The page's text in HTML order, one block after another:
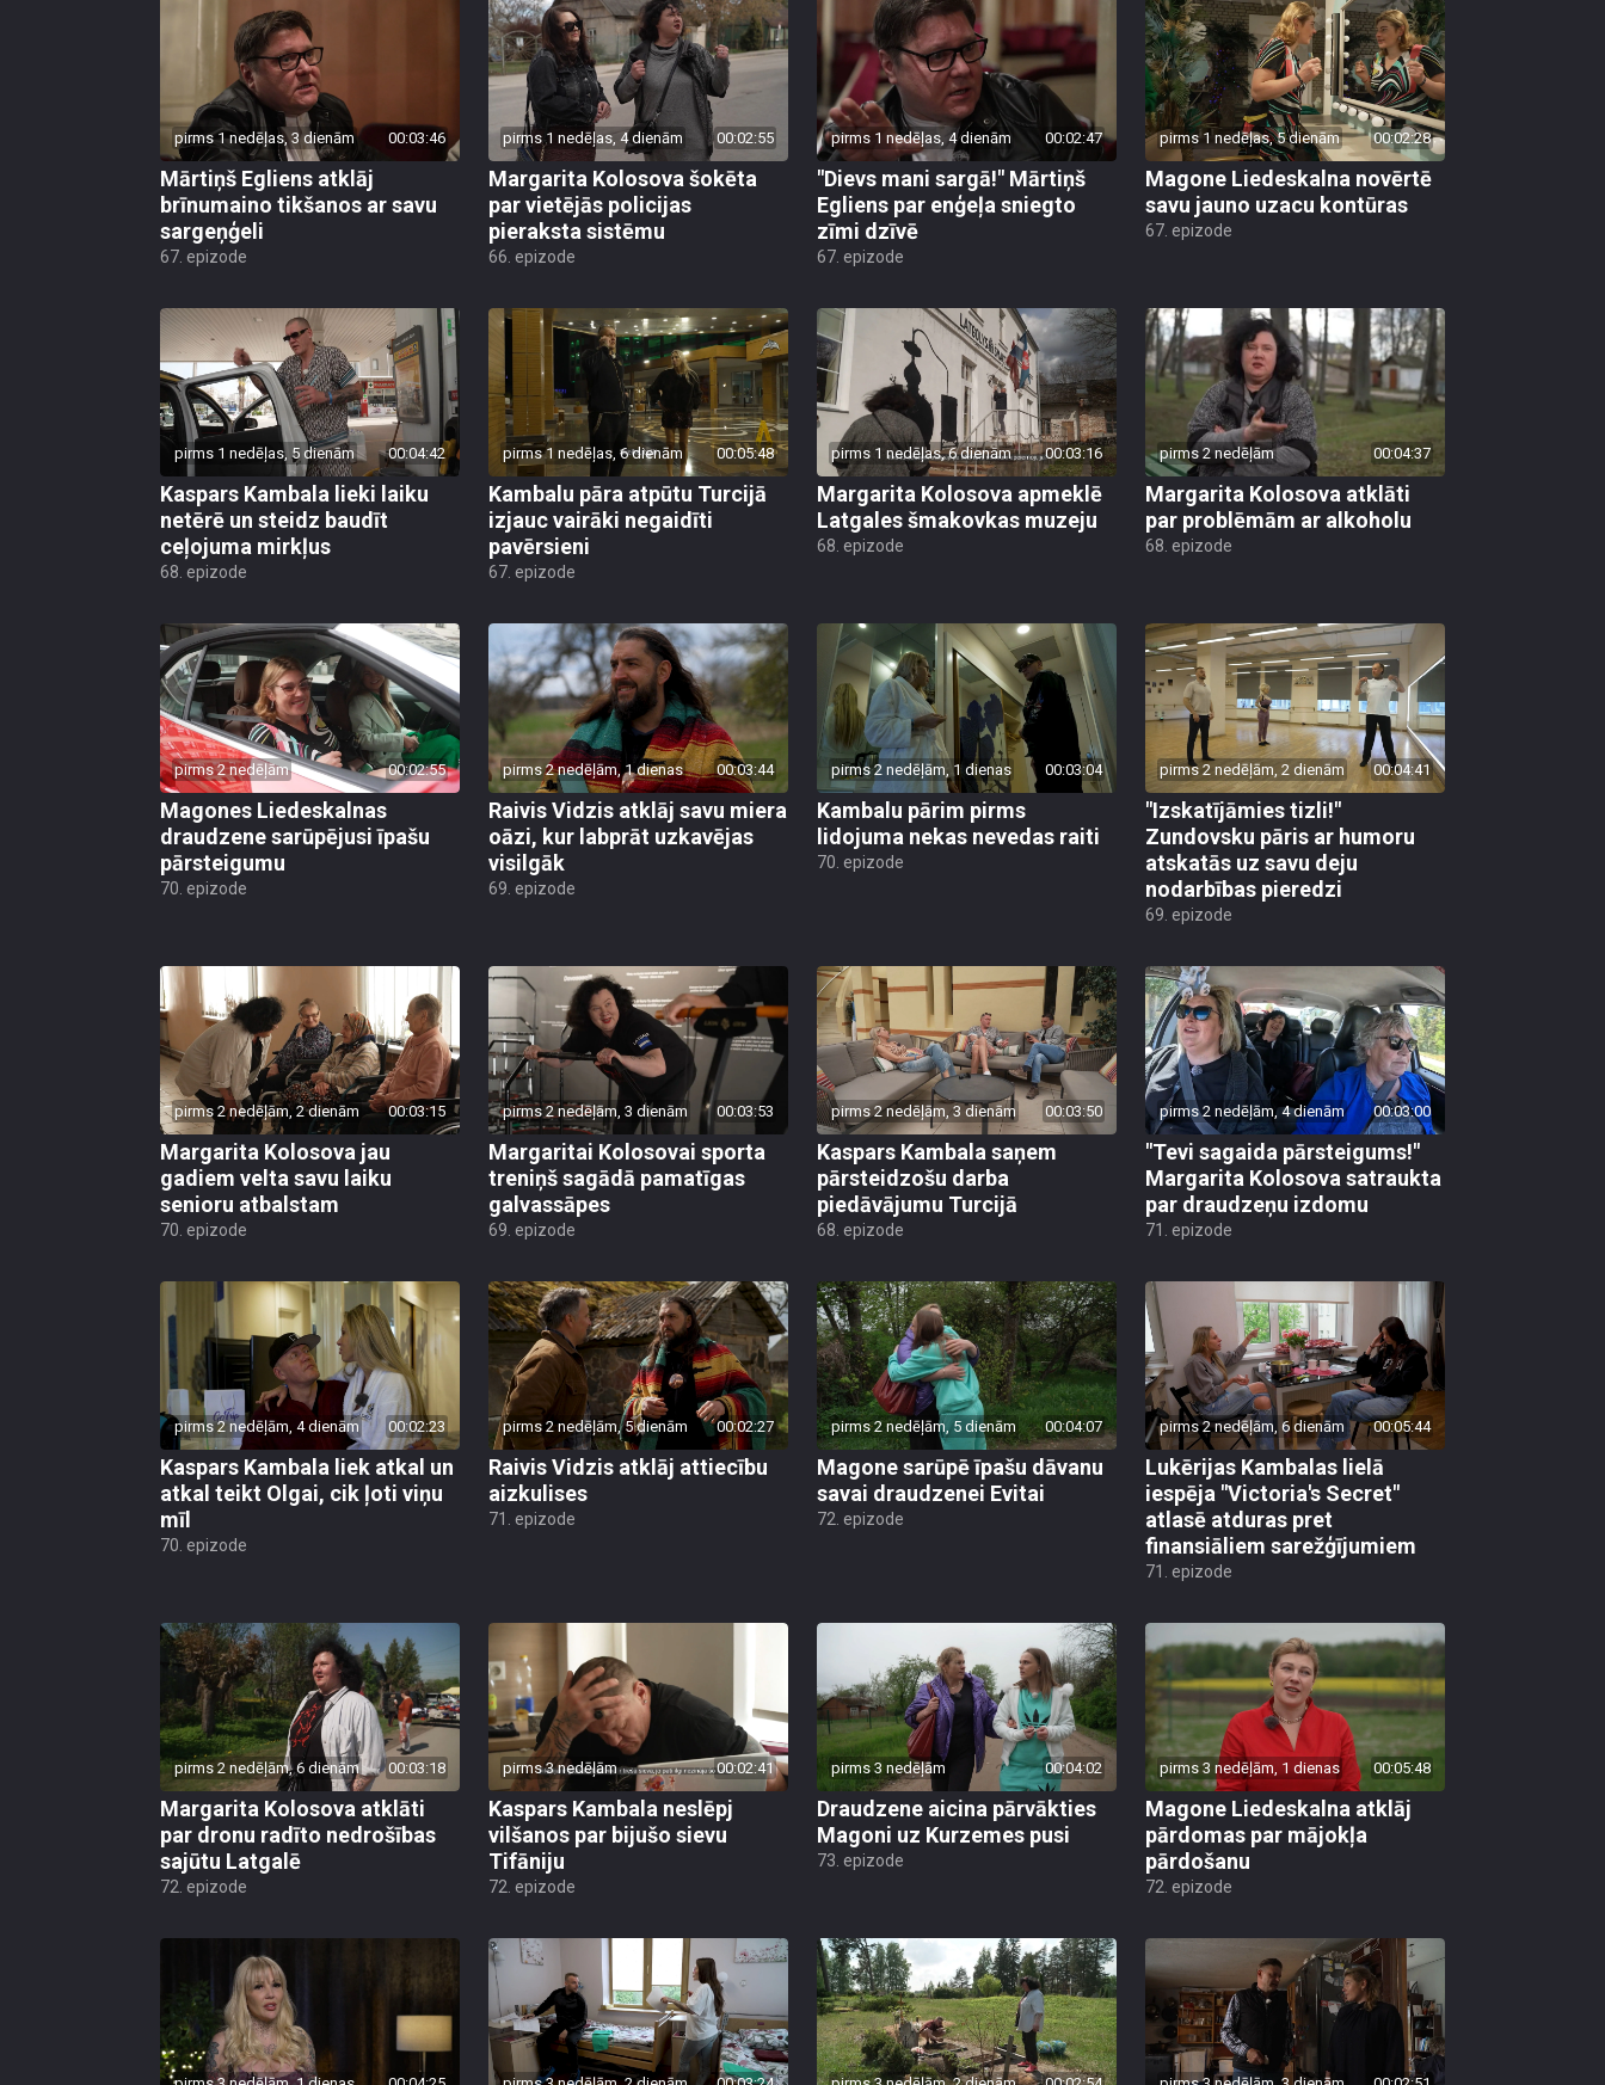
pirms 1 nedēļas, 3 dienām 00:03:46
Mārtiņš Egliens atklāj
brīnumaino tikšanos ar savu
sargeņģeli
67. epizode
pirms 1 nedēļas, 4 dienām 00:02:55
Margarita Kolosova šokēta
par vietējās policijas
pieraksta sistēmu
66. epizode
pirms 1 nedēļas, 4 dienām 00:02:47
"Dievs mani sargā!" Mārtiņš
Egliens par enģeļa sniegto
zīmi dzīvē
67. epizode
pirms 1 nedēļas, 5 dienām 00:02:28
Magone Liedeskalna novērtē
savu jauno uzacu kontūras
67. epizode
pirms 1 nedēļas, 5 dienām 00:04:42
Kaspars Kambala lieki laiku
netērē un steidz baudīt
ceļojuma mirkļus
68. epizode
pirms 1 nedēļas, 6 dienām 00:05:48
Kambalu pāra atpūtu Turcijā
izjauc vairāki negaidīti
pavērsieni
67. epizode
pirms 1 nedēļas, 6 dienām 00:03:16
Margarita Kolosova apmeklē
Latgales šmakovkas muzeju
68. epizode
pirms 2 nedēļām 00:04:37
Margarita Kolosova atklāti
par problēmām ar alkoholu
68. epizode
pirms 2 nedēļām 00:02:55
Magones Liedeskalnas
draudzene sarūpējusi īpašu
pārsteigumu
70. epizode
pirms 2 nedēļām, 1 dienas 00:03:44
Raivis Vidzis atklāj savu miera
oāzi, kur labprāt uzkavējas
visilgāk
69. epizode
pirms 2 nedēļām, 1 dienas 00:03:04
Kambalu pārim pirms
lidojuma nekas nevedas raiti
70. epizode
pirms 2 nedēļām, 2 dienām 00:04:41
"Izskatījāmies tizli!"
Zundovsku pāris ar humoru
atskatās uz savu deju
nodarbības pieredzi
69. epizode
pirms 2 nedēļām, 2 dienām 00:03:15
Margarita Kolosova jau
gadiem velta savu laiku
senioru atbalstam
70. epizode
pirms 2 nedēļām, 3 dienām 00:03:53
Margaritai Kolosovai sporta
treniņš sagādā pamatīgas
galvassāpes
69. epizode
pirms 2 nedēļām, 3 dienām 00:03:50
Kaspars Kambala saņem
pārsteidzošu darba
piedāvājumu Turcijā
68. epizode
pirms 2 nedēļām, 4 dienām 00:03:00
"Tevi sagaida pārsteigums!"
Margarita Kolosova satraukta
par draudzeņu izdomu
71. epizode
pirms 2 nedēļām, 4 dienām 00:02:23
Kaspars Kambala liek atkal un
atkal teikt Olgai, cik ļoti viņu
mīl
70. epizode
pirms 2 nedēļām, 5 dienām 00:02:27
Raivis Vidzis atklāj attiecību
aizkulises
71. epizode
pirms 2 nedēļām, 5 dienām 00:04:07
Magone sarūpē īpašu dāvanu
savai draudzenei Evitai
72. epizode
pirms 2 nedēļām, 6 dienām 00:05:44
Lukērijas Kambalas lielā
iespēja "Victoria's Secret"
atlasē atduras pret
finansiāliem sarežģījumiem
71. epizode
pirms 2 nedēļām, 6 dienām 00:03:18
Margarita Kolosova atklāti
par dronu radīto nedrošības
sajūtu Latgalē
72. epizode
pirms 3 nedēļām 00:02:41
Kaspars Kambala neslēpj
vilšanos par bijušo sievu
Tifāniju
72. epizode
pirms 3 nedēļām 00:04:02
Draudzene aicina pārvākties
Magoni uz Kurzemes pusi
73. epizode
pirms 3 nedēļām, 1 dienas 00:05:48
Magone Liedeskalna atklāj
pārdomas par mājokļa
pārdošanu
72. epizode